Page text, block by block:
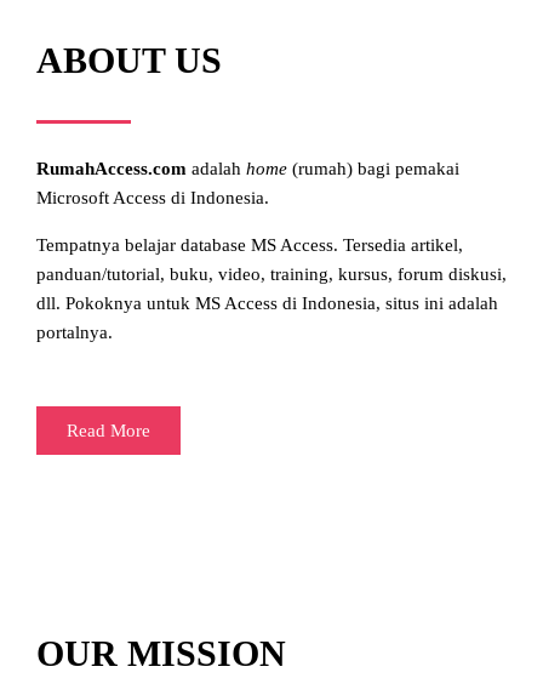
ABOUT US
RumahAccess.com adalah home (rumah) bagi pemakai
Microsoft Access di Indonesia.
Tempatnya belajar database MS Access. Tersedia artikel,
panduan/tutorial, buku, video, training, kursus, forum diskusi,
dll. Pokoknya untuk MS Access di Indonesia, situs ini adalah
portalnya.
Read More
OUR MISSION